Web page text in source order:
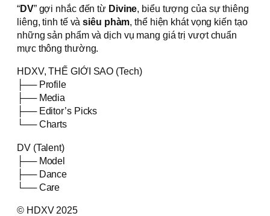
“DV” gợi nhắc đến từ Divine, biểu tượng của sự thiêng
liêng, tinh tế vàsiêu phàm, thể hiện khát vọng kiến tạo
những sản phẩm và dịch vụ mang giá trị vượt chuẩn
mực thông thường.
HDXV, THẾ GIỚI SAO (Tech)
├── Profile
├── Media
├── Editor’s Picks
└── Charts
DV (Talent)
├── Model
├── Dance
└── Care
© HDXV 2025